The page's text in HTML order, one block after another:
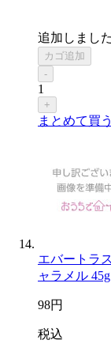
追加しました
カゴ追加
-
1
+
まとめて買う
エバートラ
ャラメル 45g
98円
税込